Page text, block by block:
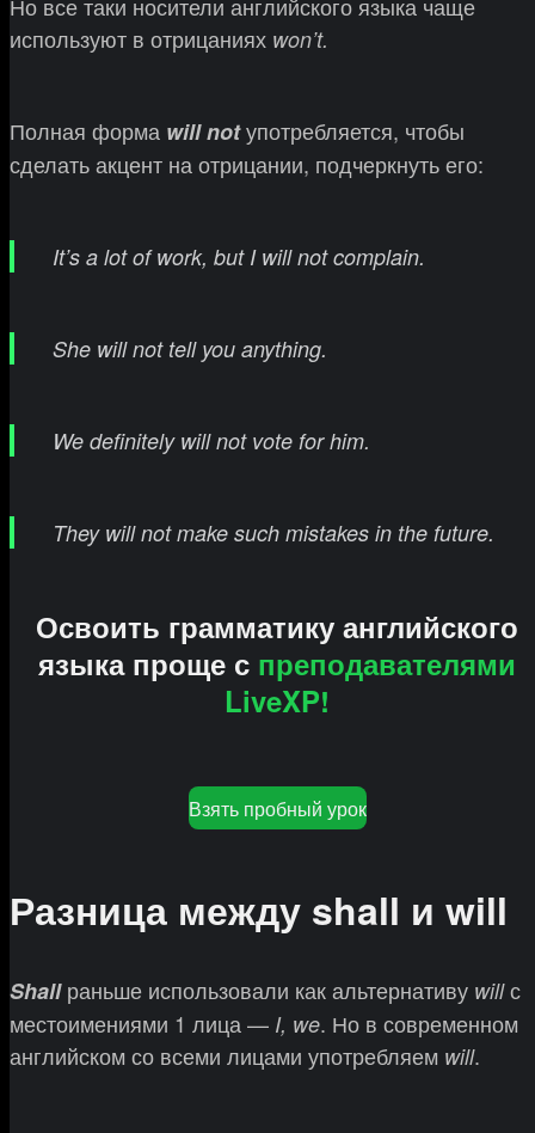
Но все таки носители английского языка чаще
используют в отрицаниях won’t.
Полная форма will notупотребляется, чтобы
сделать акцент на отрицании, подчеркнуть его:
It’s a lot of work, but I will not complain.
She will not tell you anything.
We definitely will not vote for him.
They will not make such mistakes in the future.
Освоить грамматику английского
языка проще с преподавателями
LiveXP!
Взять пробный урок
Разница между shall и will
Shallраньше использовали как альтернативу willс
местоимениями 1 лица — I, we. Но в современном
английском со всеми лицами употребляем will.